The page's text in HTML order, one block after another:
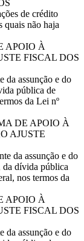
de crédito
quais não haja
APOIO À
FISCAL DOS
da assunção e do
pública de
da Lei nº
DE APOIO À
AJUSTE
da assunção e do
da dívida pública
nos termos da
APOIO À
FISCAL DOS
da assunção e do